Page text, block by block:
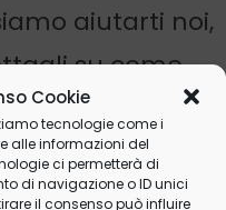
Cookie
tecnologie come i
alle informazioni del
ci permetterà di
di navigazione o ID unici
il consenso può influire
aiutarti noi,
su come
del
il tuo
oppure,